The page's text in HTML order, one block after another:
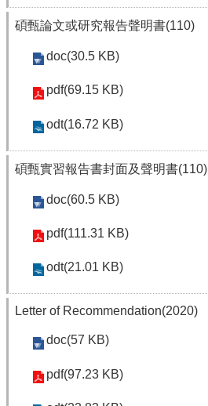
大
首
網
站
English
碩甄論文或研究報告聲明書(110)
doc(30.5 KB)
pdf(69.15 KB)
odt(16.72 KB)
碩甄實習報告書封面及聲明書(110)
doc(60.5 KB)
pdf(111.31 KB)
odt(21.01 KB)
Letter of Recommendation(2020)
doc(57 KB)
pdf(97.23 KB)